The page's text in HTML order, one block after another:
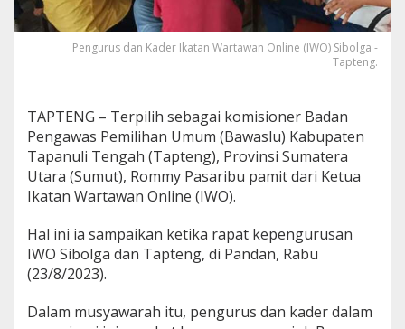
W
O
S
g
a
-
T
p
e
n
Pengurus dan Kader Ikatan Wartawan Online (IWO) Sibolga -
Tapteng.
TAPTENG – Terpilih sebagai komisioner Badan
Pengawas Pemilihan Umum (Bawaslu) Kabupaten
Tapanuli Tengah (Tapteng), Provinsi Sumatera
Utara (Sumut), Rommy Pasaribu pamit dari Ketua
Ikatan Wartawan Online (IWO).
Hal ini ia sampaikan ketika rapat kepengurusan
IWO Sibolga dan Tapteng, di Pandan, Rabu
(23/8/2023).
Dalam musyawarah itu, pengurus dan kader dalam